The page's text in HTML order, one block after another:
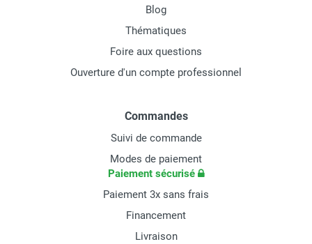
Blog
Thématiques
Foire aux questions
Ouverture d'un compte professionnel
Commandes
Suivi de commande
Modes de paiement
Paiement sécurisé
Paiement 3x sans frais
Financement
Livraison